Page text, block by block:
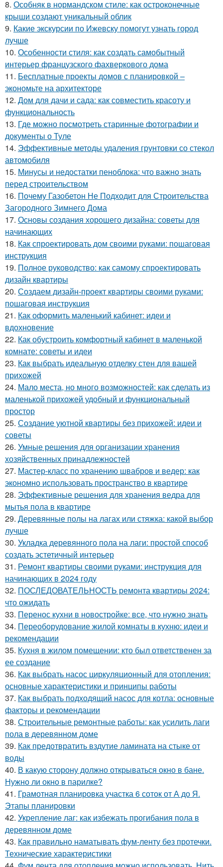
8. Особняк в нормандском стиле: как остроконечные
крыши создают уникальный облик
9. Какие экскурсии по Ижевску помогут узнать город
лучше
10. Особенности стиля: как создать самобытный
интерьер французского фахверкового дома
11. Бесплатные проекты домов с планировкой –
экономьте на архитекторе
12. Дом для дачи и сада: как совместить красоту и
функциональность
13. Где можно посмотреть старинные фотографии и
документы о Туле
14. Эффективные методы удаления грунтовки со стекол
автомобиля
15. Минусы и недостатки пеноблока: что важно знать
перед строительством
16. Почему Газобетон Не Подходит для Строительства
Загородного Зимнего Дома
17. Основы создания хорошего дизайна: советы для
начинающих
18. Как спроектировать дом своими руками: пошаговая
инструкция
19. Полное руководство: как самому спроектировать
дизайн квартиры
20. Создаем дизайн-проект квартиры своими руками:
пошаговая инструкция
21. Как оформить маленький кабинет: идеи и
вдохновение
22. Как обустроить комфортный кабинет в маленькой
комнате: советы и идеи
23. Как выбрать идеальную отделку стен для вашей
прихожей
24. Мало места, но много возможностей: как сделать из
маленькой прихожей удобный и функциональный
простор
25. Создание уютной квартиры без прихожей: идеи и
советы
26. Умные решения для организации хранения
хозяйственных принадлежностей
27. Мастер-класс по хранению швабров и ведер: как
экономно использовать пространство в квартире
28. Эффективные решения для хранения ведра для
мытья пола в квартире
29. Деревянные полы на лагах или стяжка: какой выбор
лучше
30. Укладка деревянного пола на лаги: простой способ
создать эстетичный интерьер
31. Ремонт квартиры своими руками: инструкция для
начинающих в 2024 году
32. ПОСЛЕДОВАТЕЛЬНОСТЬ ремонта квартиры 2024:
что ожидать
33. Перенос кухни в новостройке: все, что нужно знать
34. Переоборудование жилой комнаты в кухню: идеи и
рекомендации
35. Кухня в жилом помещении: кто был ответственен за
ее создание
36. Как выбрать насос циркуляционный для отопления:
основные характеристики и принципы работы
37. Как выбрать подходящий насос для котла: основные
факторы и рекомендации
38. Строительные ремонтные работы: как усилить лаги
пола в деревянном доме
39. Как предотвратить вздутие ламината на стыке от
воды
40. В какую сторону должно открываться окно в бане.
Нужно ли окно в парилке?
41. Грамотная планировка участка 6 соток от А до Я.
Этапы планировки
42. Укрепление лаг: как избежать прогибания пола в
деревянном доме
43. Как правильно наматывать фум-ленту без протечки.
Технические характеристики